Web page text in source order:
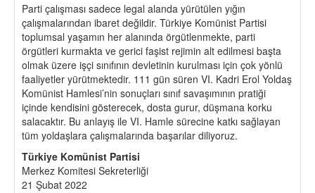
Parti çalışması sadece legal alanda yürütülen yığın
çalışmalarından ibaret değildir. Türkiye Komünist Partisi
toplumsal yaşamın her alanında örgütlenmekte, parti
örgütleri kurmakta ve gerici faşist rejimin alt edilmesi başta
olmak üzere işçi sınıfının devletinin kurulması için çok yönlü
faaliyetler yürütmektedir. 111 gün süren VI. Kadri Erol Yoldaş
Komünist Hamlesi’nin sonuçları sınıf savaşımının pratiği
içinde kendisini gösterecek, dosta gurur, düşmana korku
salacaktır. Bu anlayış ile VI. Hamle sürecine katkı sağlayan
tüm yoldaşlara çalışmalarında başarılar diliyoruz.
Türkiye Komünist Partisi
Merkez Komitesi Sekreterliği
21 Şubat 2022